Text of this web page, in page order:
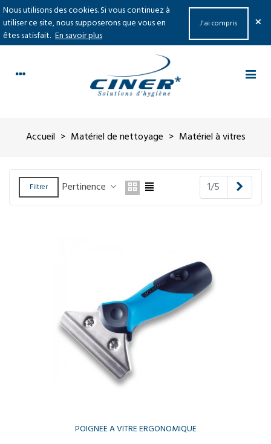
Nous utilisons des cookies. Si vous continuez à
utiliser ce site, nous supposerons que vous en
êtes satisfait. En savoir plus
J'ai compris ×
Accueil > Matériel de nettoyage > Matériel à vitres
Filtrer Pertinence 1/5
POIGNEE A VITRE ERGONOMIQUE